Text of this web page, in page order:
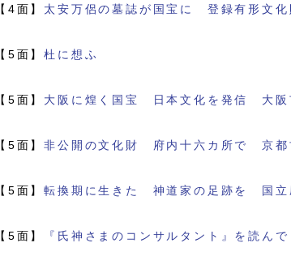
【4面】 太安万侶の墓誌が国宝に 登録有形文
【5面】杜に想ふ
【5面】 大阪に煌く国宝 日本文化を発信 大阪
【5面】非公開の文化財 府内十六カ所で 京都
【5面】転換期に生きた 神道家の足跡を 国立
【5面】 『氏神さまのコンサルタント』を読ん